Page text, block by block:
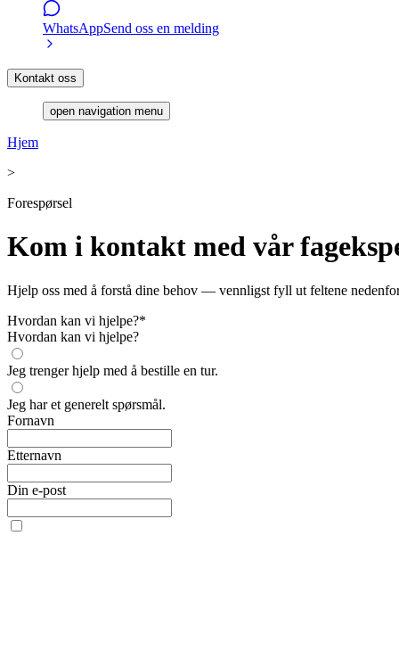
WhatsAppSend oss en melding
Kontakt oss
open navigation menu
Hjem
>
Forespørsel
Kom i kontakt med vår
Hjelp oss med å forstå dine behov — vennligst fyll ut feltene
Hvordan kan vi hjelpe?*
Hvordan kan vi hjelpe?
Jeg trenger hjelp med å bestille en tur.
Jeg har et generelt spørsmål.
Fornavn
Etternavn
Din e-post